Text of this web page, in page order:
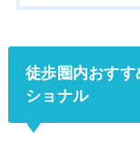
徒歩圏内おす
ショナル